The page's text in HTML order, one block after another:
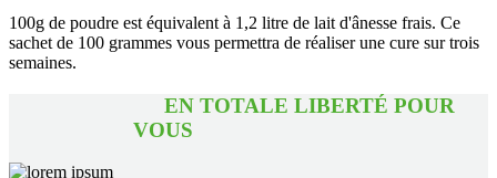
100g de poudre est équivalent à 1,2 litre de lait d'ânesse frais. Ce
sachet de 100 grammes vous permettra de réaliser une cure sur trois
semaines.
EN TOTALE LIBERTÉ POUR
VOUS